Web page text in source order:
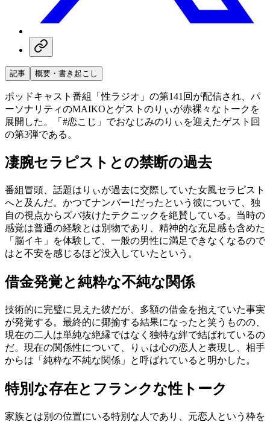
記事 概要・書き起こし
ポッドキャスト番組「性ラジオ」の第141回が配信され、パ
ーソナリティのMAIKOとゲストのりぃが赤裸々なトークを
展開した。「#恋こじ」でおなじみのりぃを迎えたゲスト回
の第3弾である。
凄腕セラピストとの禁断の過去
番組冒頭、話題はりぃが過去に交際していた女風セラピスト
へと及んだ。かつてナンバー1だったという彼について、独
自の視点からズバ抜けたテクニックを絶賛している。当時の
感覚は普通の経験とは別物であり、精神的な充足感も含めた
「脳イキ」を体験して、一般の男性に満足できなくなるので
はと不安を感じるほど没入していたという。
借金発覚と純粋な不純な関係
技術的に完璧に見えた彼だが、多額の借金を抱えていた事実
が発覚する。最終的に揶揄する結果になったと笑うものの、
現在の二人は単純な絶縁ではなく独特な絆で結ばれているの
だ。現在の関係性について、りぃは心の恋人と表現し、相手
からは「純粋な不純な関係」と呼ばれていると明かした。
特別な存在とフランクな性トーク
家族とは別の位置にいる特別な人であり、元恋人という枠を